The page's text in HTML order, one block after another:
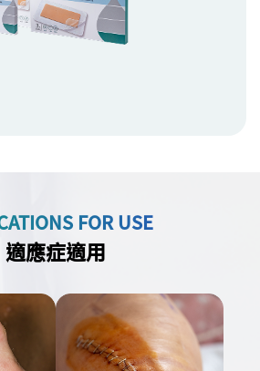
適應症適用
FOR USE